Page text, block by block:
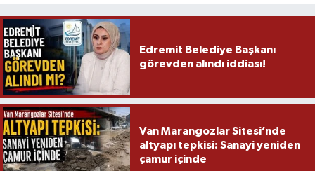
Edremit Belediye Başkanı
görevden alındı iddiası!
Van Marangozlar Sitesi’nde
altyapı tepkisi: Sanayi yeniden
çamur içinde